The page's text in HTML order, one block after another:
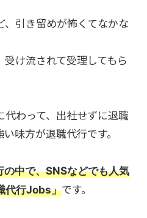
、引き留めが怖くてなかな
受け流されて受理してもら
代わって、出社せずに退職
味方が退職代行です。
の中で、SNSなどでも人気
代行Jobs」です。